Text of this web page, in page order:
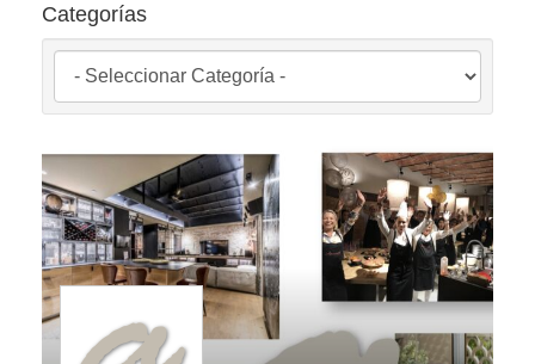
Categorías